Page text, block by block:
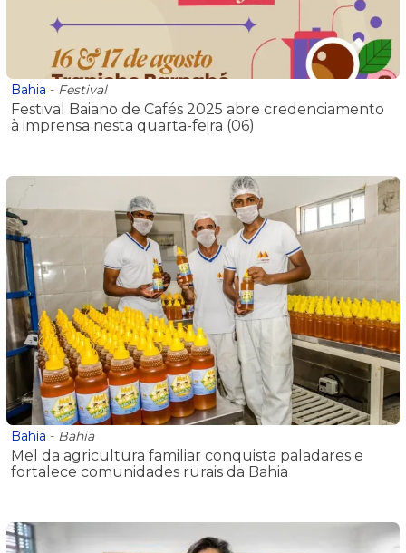
Bahia - Festival
Festival Baiano de Cafés 2025 abre credenciamento
à imprensa nesta quarta-feira (06)
Bahia - Bahia
Mel da agricultura familiar conquista paladares e
fortalece comunidades rurais da Bahia